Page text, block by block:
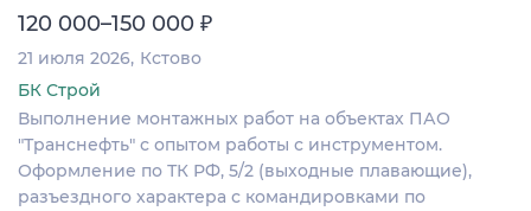
120 000–150 000 ₽
21 июля 2026 Кстово
БК Строй
Выполнение монтажных работ на объектах ПАО
"Транснефть" с опытом работы с инструментом.
Оформление по ТК РФ, 5/2 (выходные плавающие),
разъездного характера с командировками по